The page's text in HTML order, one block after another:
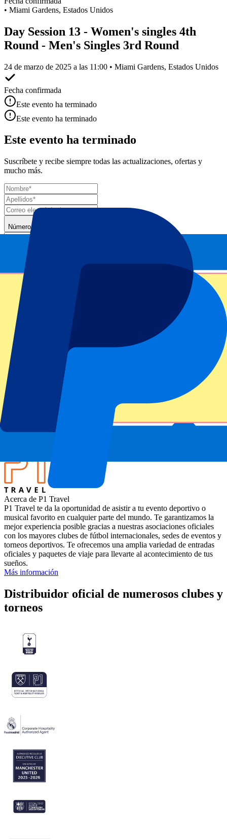
• Miami Gardens, Estados Unidos
Day Session 13 - Women's singles 4th
Round - Men's Singles 3rd Round
24 de marzo de 2025 a las 11:00 • Miami Gardens, Estados Unidos
Fecha confirmada
Este evento ha terminado
Este evento ha terminado
Este evento ha terminado
Suscríbete y recibe siempre todas las actualizaciones, ofertas y
mucho más.
Número de entradas*
Enviar
Tu información se utilizará de acuerdo de nuestra
Declaración de
Privacidad
Gracias por enviar el formulario
Información del evento
Acerca de Day Session 13 - Women's singles 4th
Round - Men's Singles 3rd Round
ATP Level/Grand Slam
Miami Open 2025
Hard Rock Stadium
Acerca de P1 Travel
P1 Travel te da la oportunidad de asistir a tu evento deportivo o
musical favorito en cualquier parte del mundo. Te garantizamos la
mejor experiencia posible gracias a nuestras asociaciones oficiales
con los mayores clubes de fútbol internacionales, sedes de eventos y
torneos deportivos. Te ofrecemos una amplia variedad de entradas
oficiales y paquetes de viaje para llevarte al acontecimiento de tus
sueños.
Más información
Distribuidor oficial de numerosos clubes y
torneos